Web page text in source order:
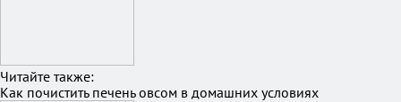
Читайте также:
Как почистить печень овсом в домашних условиях